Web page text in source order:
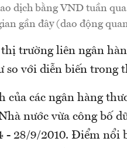
dịch bằng VND tuần
gần đây (dao động
trường liên ngân
so với diễn biến trong
của các ngân hàng
nước vừa công bố
- 28/9/2010. Điểm nổi